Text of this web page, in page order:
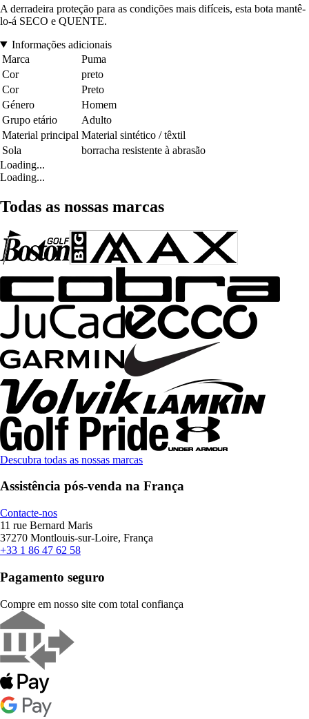
A derradeira proteção para as condições mais difíceis, esta bota mantê-
lo-á SECO e QUENTE.
Informações adicionais
Marca
Puma
Cor
preto
Cor
Preto
Género
Homem
Grupo etário
Adulto
Material principal Material sintético / têxtil
Sola
borracha resistente à abrasão
Loading...
Loading...
Todas as nossas marcas
Descubra todas as nossas marcas
Assistência pós-venda na França
Contacte-nos
11 rue Bernard Maris
37270 Montlouis-sur-Loire, França
+33 1 86 47 62 58
Pagamento seguro
Compre em nosso site com total confiança